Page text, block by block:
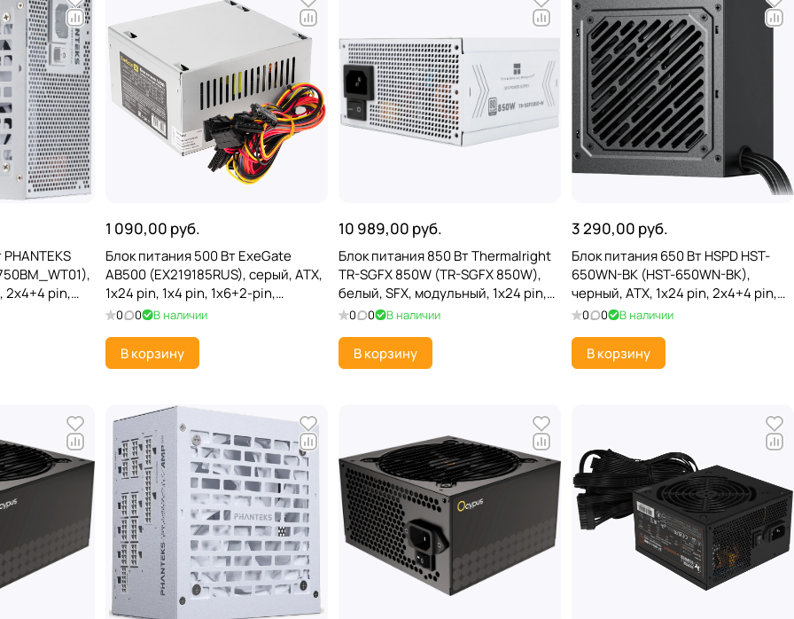
2x4+4 pin,
4xSATA,
1 090,00 руб.
Блок питания 500 Вт ExeGate
AB500 (EX219185RUS), серый, ATX,
1x24 pin, 1x4 pin, 1x6+2-pin,
2xSATA, 1xMolex
0 0 В наличии
В корзину
10 989,00 руб.
Блок питания 850 Вт Thermalright
TR-SGFX 850W (TR-SGFX 850W),
белый, SFX, модульный, 1x24 pin,
2x4+4 pin, 2x6+2 pin, 16 pin (12V-
0 0 В наличии
В корзину
3 290,00 руб.
Блок питания 650 Вт HSPD HST-
650WN-BK (HST-650WN-BK),
черный, ATX, 1x24 pin, 2x4+4 pin,
2x6+2-pin, 5xSATA, 2xMolex, 80+
0 0 В наличии
В корзину